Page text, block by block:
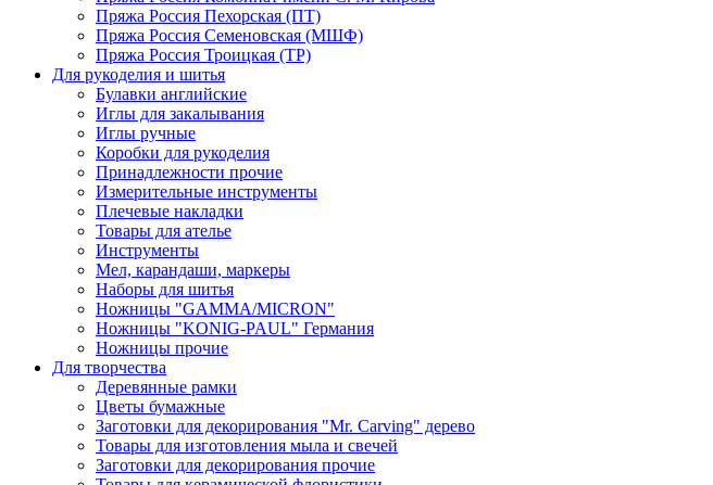
Пряжа Россия Пехорская (ПТ)
Пряжа Россия Семеновская (МШФ)
Пряжа Россия Троицкая (ТР)
Для рукоделия и шитья
Булавки английские
Иглы для закалывания
Иглы ручные
Коробки для рукоделия
Принадлежности прочие
Измерительные инструменты
Плечевые накладки
Товары для ателье
Инструменты
Мел, карандаши, маркеры
Наборы для шитья
Ножницы "GAMMA/MICRON"
Ножницы "KONIG-PAUL" Германия
Ножницы прочие
Для творчества
Деревянные рамки
Цветы бумажные
Заготовки для декорирования "Mr. Carving" дерево
Товары для изготовления мыла и свечей
Заготовки для декорирования прочие